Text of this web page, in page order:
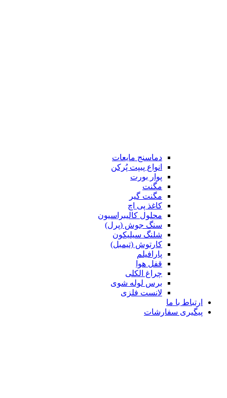
دماسنج مایعات
انواع پیپت پُرکن
پوار بورت
مگنت
مگنت گیر
کاغذ پی اچ
محلول کالیبراسیون
سنگ جوش (پرل)
شلنگ سیلیکون
کارتوش (تیمبل)
پارافیلم
قفل هوا
چراغ الکلی
برس لوله شوی
لانست فلزی
ارتباط با ما
پیگیری سفارشات